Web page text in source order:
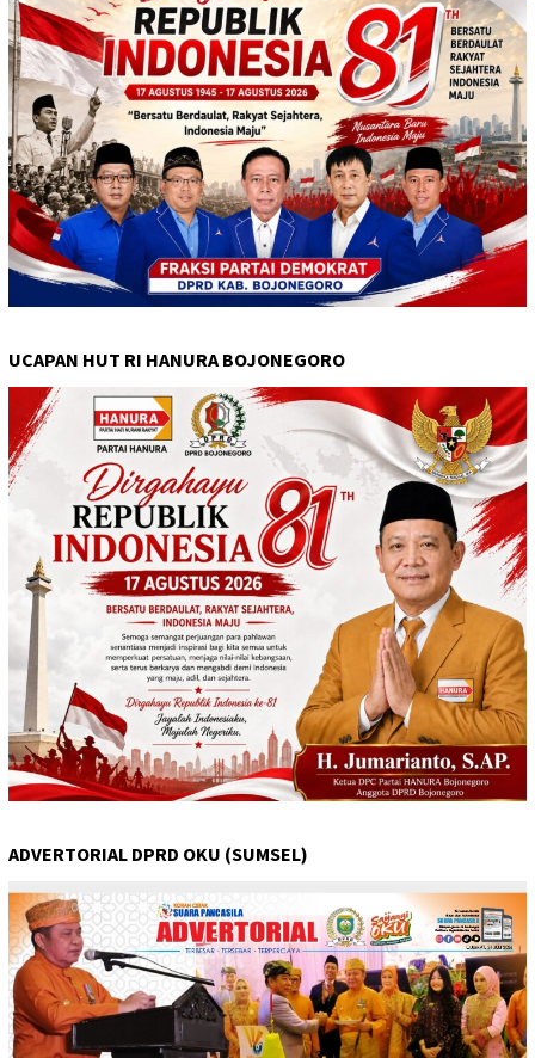
UCAPAN HUT RI HANURA BOJONEGORO
ADVERTORIAL DPRD OKU (SUMSEL)